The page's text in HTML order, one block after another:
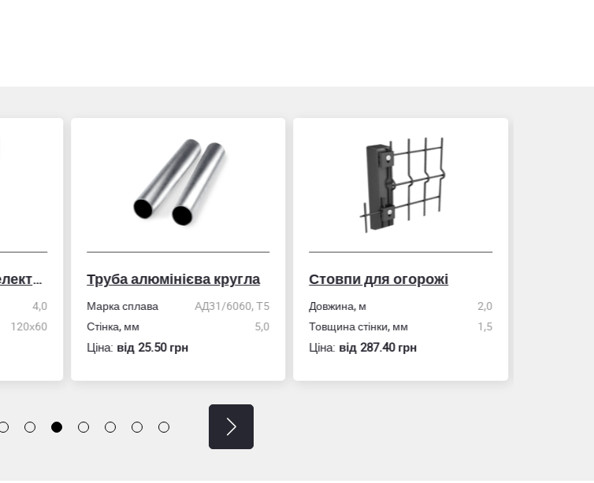
Труба нержавіюча електрозварна профільна
4,0
120х60
Труба алюмінієва кругла
Марка сплава
АД31/6060, Т5
Стінка, мм
5,0
Ціна: вiд 25.50 грн
Стовпи для огорожі
Довжина, м
2,0
Товщина стінки, мм
1,5
Ціна: вiд 287.40 грн